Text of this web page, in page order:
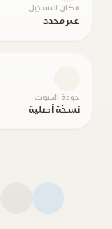
مكان التسجيل
غير محدد
جودة الصوت
نسخة أصلية